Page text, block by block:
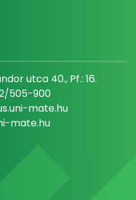
utca 40., Pf.: 16.
505-900
mate.hu
mate.hu